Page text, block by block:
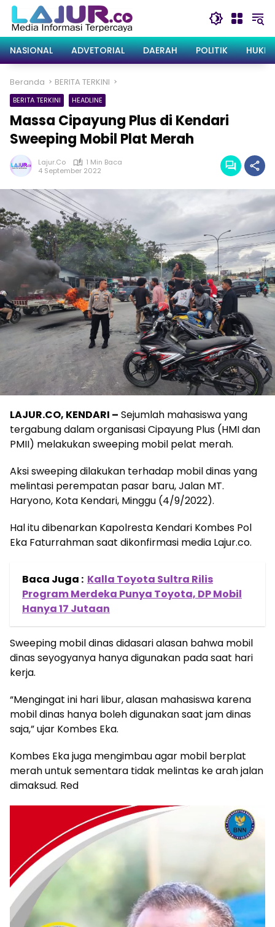
Langsung
konten
NASIONAL
ADVETORIAL DAERAH POLITIK
Beranda BERITA TERKINI
BERITA TERKINI HEADLINE
Massa Cipayung Plus di Kendari
Sweeping Mobil Plat Merah
Lajur.co
1 Min Baca
4 September 2022
LAJUR.CO, KENDARI – Sejumlah mahasiswa yang
tergabung dalam organisasi Cipayung Plus (HMI dan
PMII) melakukan sweeping mobil pelat merah.
Aksi sweeping dilakukan terhadap mobil dinas yang
melintasi perempatan pasar baru, Jalan MT.
Haryono, Kota Kendari, Minggu (4/9/2022).
Hal itu dibenarkan Kapolresta Kendari Kombes Pol
Eka Faturrahman saat dikonfirmasi media Lajur.co.
Baca Juga : Kalla Toyota Sultra Rilis
Program Merdeka Punya Toyota, DP Mobil
Hanya 17 Jutaan
Sweeping mobil dinas didasari alasan bahwa mobil
dinas seyogyanya hanya digunakan pada saat hari
kerja.
“Mengingat ini hari libur, alasan mahasiswa karena
mobil dinas hanya boleh digunakan saat jam dinas
saja,” ujar Kombes Eka.
Kombes Eka juga mengimbau agar mobil berplat
merah untuk sementara tidak melintas ke arah jalan
dimaksud. Red